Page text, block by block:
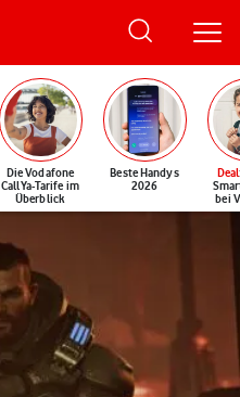
Die Vodafone
CallYa-Tarife im
Überblick
Beste Handys
2026
Deal
bei